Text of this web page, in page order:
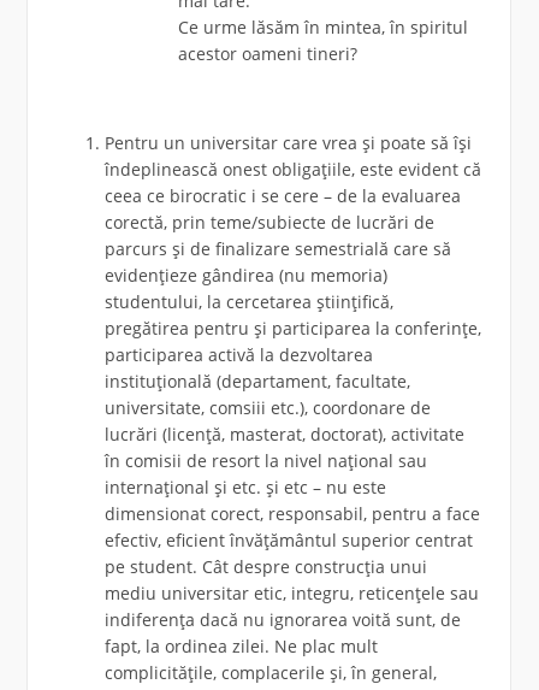
Ce urme lăsăm în mintea, în spiritul
acestor oameni tineri?
Pentru un universitar care vrea și poate să își
îndeplinească onest obligațiile, este evident că
ceea ce birocratic i se cere – de la evaluarea
corectă, prin teme/subiecte de lucrări de
parcurs și de finalizare semestrială care să
evidențieze gândirea (nu memoria)
studentului, la cercetarea științifică,
pregătirea pentru și participarea la conferințe,
participarea activă la dezvoltarea
instituțională (departament, facultate,
universitate, comsiii etc.), coordonare de
lucrări (licență, masterat, doctorat), activitate
în comisii de resort la nivel național sau
internațional și etc. și etc – nu este
dimensionat corect, responsabil, pentru a face
efectiv, eficient învățământul superior centrat
pe student. Cât despre construcția unui
mediu universitar etic, integru, reticențele sau
indiferența dacă nu ignorarea voită sunt, de
fapt, la ordinea zilei. Ne plac mult
complicitățile, complacerile și, în general,